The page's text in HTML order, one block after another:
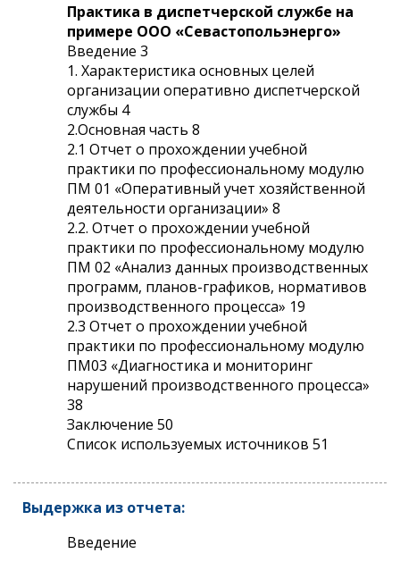
Практика в диспетчерской службе на
примере ООО «Севастопольэнерго»
Введение 3
1. Характеристика основных целей
организации оперативно диспетчерской
службы 4
2.Основная часть 8
2.1 Отчет о прохождении учебной
практики по профессиональному модулю
ПМ 01 «Оперативный учет хозяйственной
деятельности организации» 8
2.2. Отчет о прохождении учебной
практики по профессиональному модулю
ПМ 02 «Анализ данных производственных
программ, планов-графиков, нормативов
производственного процесса» 19
2.3 Отчет о прохождении учебной
практики по профессиональному модулю
ПМ03 «Диагностика и мониторинг
нарушений производственного процесса»
38
Заключение 50
Список используемых источников 51
Выдержка из отчета:
Введение